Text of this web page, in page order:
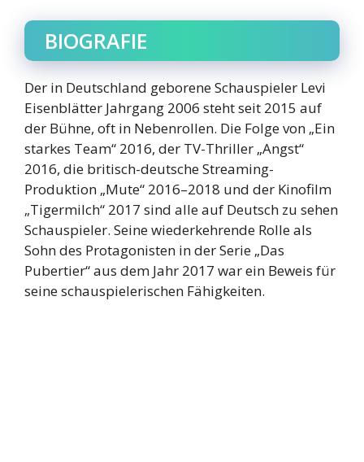
BIOGRAFIE
Der in Deutschland geborene Schauspieler Levi
Eisenblätter Jahrgang 2006 steht seit 2015 auf
der Bühne, oft in Nebenrollen. Die Folge von „Ein
starkes Team“ 2016, der TV-Thriller „Angst“
2016, die britisch-deutsche Streaming-
Produktion „Mute“ 2016–2018 und der Kinofilm
„Tigermilch“ 2017 sind alle auf Deutsch zu sehen
Schauspieler. Seine wiederkehrende Rolle als
Sohn des Protagonisten in der Serie „Das
Pubertier“ aus dem Jahr 2017 war ein Beweis für
seine schauspielerischen Fähigkeiten.